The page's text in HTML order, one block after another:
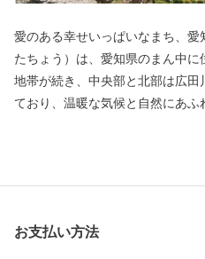
愛のある幸せいっぱいなまち、愛知県幸田町 愛知
たちょう）は、愛知県のまん中
地帯が続き、中央部と北部は広田
ており、温暖な気候と自然にあふ
り、農業が盛んな一方、JR東海
輝く夏～緑豊かな山々と清く流
お支払い方法